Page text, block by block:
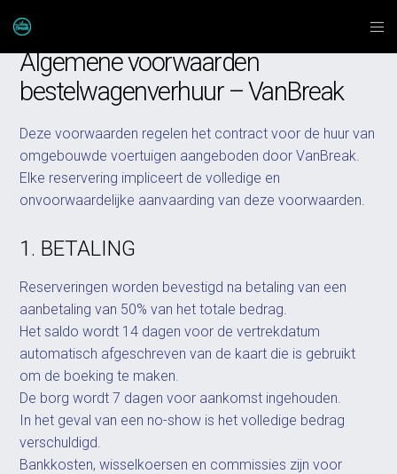
Algemene voorwaarden
bestelwagenverhuur – VanBreak
Deze voorwaarden regelen het contract voor de huur van
omgebouwde voertuigen aangeboden door VanBreak.
Elke reservering impliceert de volledige en
onvoorwaardelijke aanvaarding van deze voorwaarden.
1. BETALING
Reserveringen worden bevestigd na betaling van een
aanbetaling van 50% van het totale bedrag.
Het saldo wordt 14 dagen voor de vertrekdatum
automatisch afgeschreven van de kaart die is gebruikt
om de boeking te maken.
De borg wordt 7 dagen voor aankomst ingehouden.
In het geval van een no-show is het volledige bedrag
verschuldigd.
Bankkosten, wisselkoersen en commissies zijn voor